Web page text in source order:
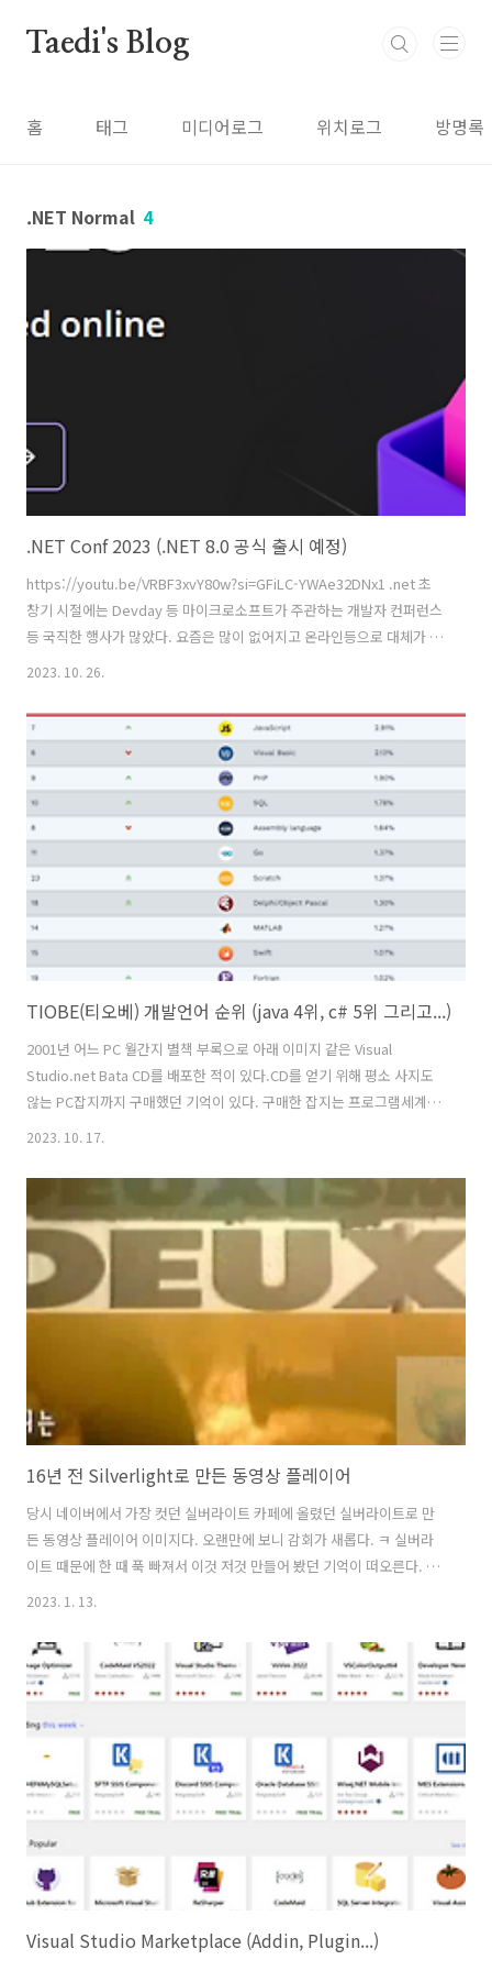
Taedi's Blog
홈 태그 미디어로그 위치로그 방명록
.NET Normal 4
.NET Conf 2023 (.NET 8.0 공식 출시 예정)
https://youtu.be/VRBF3xvY80w?si=GFiLC-YWAe32DNx1 .net 초
창기 시절에는 Devday 등 마이크로소프트가 주관하는 개발자 컨퍼런스
등 국직한 행사가 많았다. 요즘은 많이 없어지고 온라인등으로 대체가 되
었다. 요즘은 가장 큰 행사가 .NET Conf... 올해는 11월 14~16일까지 열
반의 Blazor로 개발을 진행하고 있다. 당장 .NET 8이 나와도 사이트의
안정성 등을 감안해야 하기 때문에 마이그리에션 등의 계획은 없다. 그러
나 Blazor 8에서는 기존 버전에서 부족했던 부분들이 많이 개선 또는 향
상 등 큰 변화가 있을 예정이라고 한다. 업계?에서는게임체인저라고 까
지 하는..
2023. 10. 26.
TIOBE(티오베) 개발언어 순위 (java 4위, c# 5위 그리고...)
2001년 어느 PC 월간지 별책 부록으로 아래 이미지 같은 Visual
Studio.net Bata CD를 배포한 적이 있다.CD를 얻기 위해 평소 사지도
않는 PC잡지까지 구매했던 기억이 있다. 구매한 잡지는 프로그램세계인
지 마이크로소프트웨어인지 가물가물 하지만... 찾아보니 프로그램세계
던 것 같다. 아마도 마이크로소프트웨어에도 그 당시 비슷한 포맷으로 배
포 되었을 것이다. 아무튼 당시 CD를 얻기 위해서 집 근처 서점 몇 개를
찾아 헤맸던 기억이 난다. 구입하려 했던 시기가 이미 다음달 호 발간이
얼마 남지 않았던 터라 정말 어렵게 구했었다. 출처 :
https://bbs.ruliweb.com/hobby/boar..
2023. 10. 17.
16년 전 Silverlight로 만든 동영상 플레이어
당시 네이버에서 가장 컷던 실버라이트 카페에 올렸던 실버라이트로 만
든 동영상 플레이어 이미지다. 오랜만에 보니 감회가 새롭다. ㅋ 실버라
이트 때문에 한 때 푹 빠져서 이것 저것 만들어 봤던 기억이 떠오른다. 당
시 비싼 가격에 웹호스팅 업체에 한 달 사용료를 내고 테스트용 웹사이트
개방에 많이 신경 쓰는지라 리눅스 환경에서도 닷넷 서비스를 할 수 있는
시대가 됐다. 또 저렴한 가격에 MS의 에저, 아마존의 AWS등 클라우드
환경이 지원되기도 하다. 옛날 호랑이 담배 피던 시절처럼? 서버가 맛가
면 밤 새워가며 복구하는 시대는 저 멀리 갔다. 막말로 카트리지 형태로
이전에 돌리던 환경 그대로 복제하여 복구 할 수도 있다. 또 쿠버네티
스,..
2023. 1. 13.
Visual Studio Marketplace (Addin, Plugin...)